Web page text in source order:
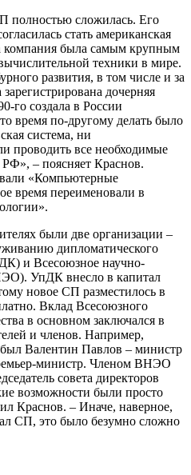
полностью сложилась. Его
стать американская
компания была самым крупным
техники в мире.
развития, в том числе и за
дочерняя
го создала в России
время по-другому делать было
система, ни
проводить все необходимые
– поясняет Краснов.
«Компьютерные
время переименовали в
были две организации –
дипломатического
и Всесоюзное научно-
УпДК внесло в капитал
новое СП разместилось в
Вклад Всесоюзного
в основном заключался в
и членов. Например,
Валентин Павлов – министр
министр. Членом ВНЭО
совета директоров
возможности были просто
Краснов. – Иначе, наверное,
СП, это было безумно сложно